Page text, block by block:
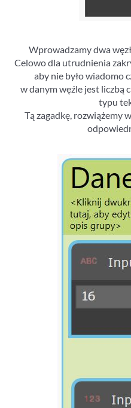
Wprowadzamy dwa
Celowo dla utrudnienia
aby nie było wiadomo
w danym węźle jest liczbą
typu
Tą zagadkę, rozwiążemy